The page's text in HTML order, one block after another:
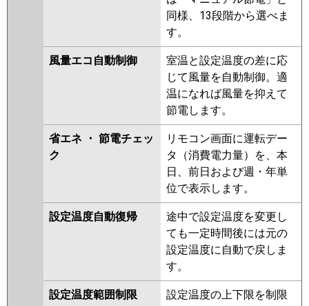
PKZX-HRMP140KL2 PKZX-
HRMP140K2 PKZX-ERMP140KL2
PKZX-ERMP140K2
HRMP140KLZ PKZX-HRMP140KZ
PKZX-ERMP140KZ PKZX-
ERMP140KLZ PKZX-HRMP140KY
PKZX-HRMP140KLY
PKZX-
PKZX-ERMP140KLY
PKZX-HRMP140KLV PKZX-
HRMP140KV
PKZX-ERMP140KLW
PKZX-ERMP140KW PKZX-
ERMP140KLV PKZX-ERMP140KV
PKZX-ERMP140KLR PKZX-
ERMP140KR
RPK-GP140RHNP4 RPK-
GP140RSHP9
RPK-GP140RSHP8 RPK-
GP140RHNP2 RPK-GP140RSHP7
同様、13段階から選べま
す。
風量エコ自動制御
室温と設定温度の差に応
じて風量を自動制御。適
温になれば風量を抑えて
節電します。
省エネ ・ 節電チェッ
ク
リモコン画面に運転デー
タ（消費電力量）を、本
日、前日および週・年単
位で表示します。
設定温度自動復帰
途中で設定温度を変更し
ても一定時間後には元の
設定温度に自動で戻しま
す。
設定温度範囲制限
設定温度の上下限を制限